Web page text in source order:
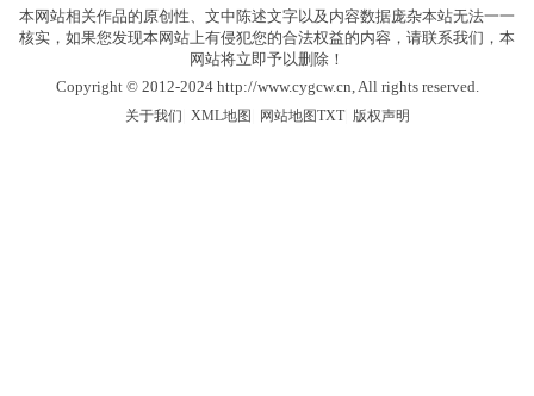
本网站相关作品的原创性、文中陈述文字以及内容数据庞杂本站无法一一
核实，如果您发现本网站上有侵犯您的合法权益的内容，请联系我们，本
网站将立即予以删除！
Copyright © 2012-2024 http://www.cygcw.cn, All rights reserved.
关于我们 XML地图 网站地图TXT| 版权声明